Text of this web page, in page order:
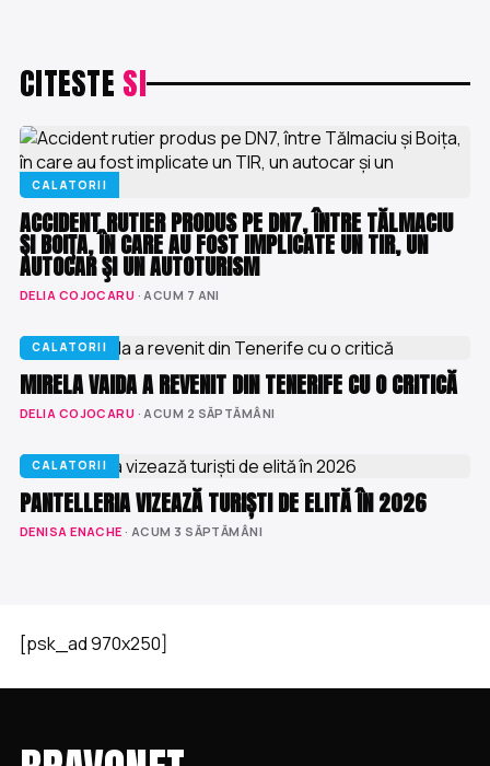
CITESTE SI
CALATORII
ACCIDENT RUTIER PRODUS PE DN7, ÎNTRE TĂLMACIU
ŞI BOIŢA, ÎN CARE AU FOST IMPLICATE UN TIR, UN
AUTOCAR ŞI UN AUTOTURISM
DELIA COJOCARU · ACUM 7 ANI
CALATORII
MIRELA VAIDA A REVENIT DIN TENERIFE CU O CRITICĂ
DELIA COJOCARU · ACUM 2 SĂPTĂMÂNI
CALATORII
PANTELLERIA VIZEAZĂ TURIȘTI DE ELITĂ ÎN 2026
DENISA ENACHE · ACUM 3 SĂPTĂMÂNI
[psk_ad 970x250]